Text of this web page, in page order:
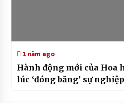
1 năm ago
Hành động mới của Hoa
lúc ‘đóng băng’ sự nghiệp